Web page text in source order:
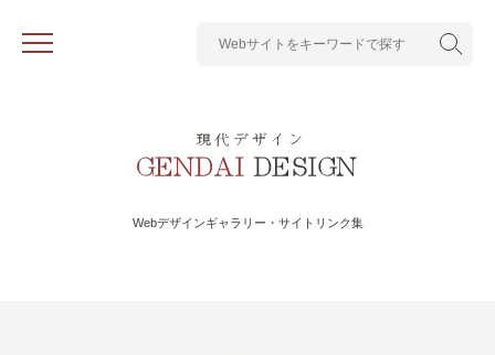
Webデザインギャラリー・サイトリンク集